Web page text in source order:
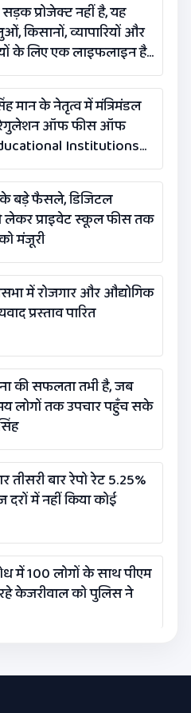
प्रोजेक्ट नहीं है, यह
किसानों, व्यापारियों और
के लिए एक लाइफलाइन है:
मान के नेतृत्व में मंत्रिमंडल
रेगुलेशन ऑफ फीस ऑफ
Institutions
2026’ पास
बड़े फैसले, डिजिटल
लेकर प्राइवेट स्कूल फीस तक
मंजूरी
में रोजगार और औद्योगिक
प्रस्ताव पारित
की सफलता तभी है, जब
लोगों तक उपचार पहुँच सके
तीसरी बार रेपो रेट 5.25%
दरों में नहीं किया कोई
में 100 लोगों के साथ पीएम
केजरीवाल को पुलिस ने